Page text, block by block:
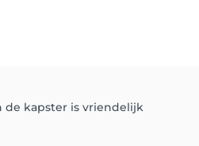
de kapster is vriendelijk